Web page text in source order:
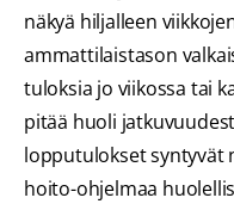
näkyä hiljalleen
ammattilaistason
tuloksia jo viikossa tai
pitää huoli
lopputulokset syntyvät
hoito-ohjelmaa